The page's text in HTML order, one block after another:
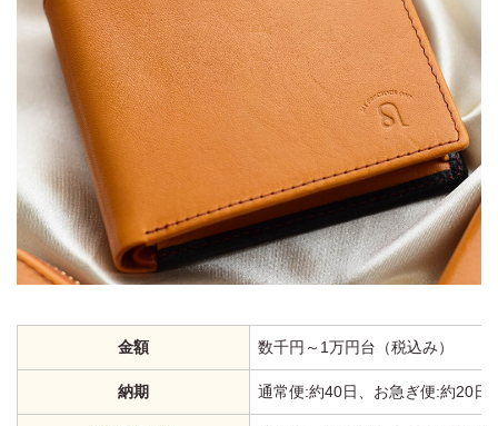
金額 数千円～1万円台（税込み）
納期 通常便:約40日、お急ぎ便:約20日